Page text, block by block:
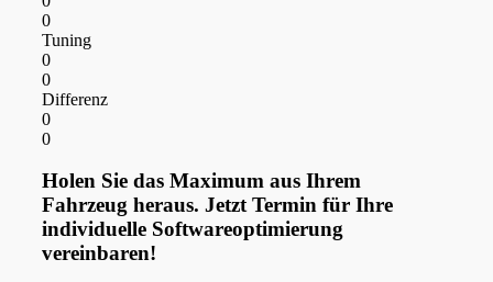
0
Tuning
0
0
Differenz
0
0
Holen Sie das Maximum aus Ihrem
Fahrzeug heraus. Jetzt Termin für Ihre
individuelle Softwareoptimierung
vereinbaren!